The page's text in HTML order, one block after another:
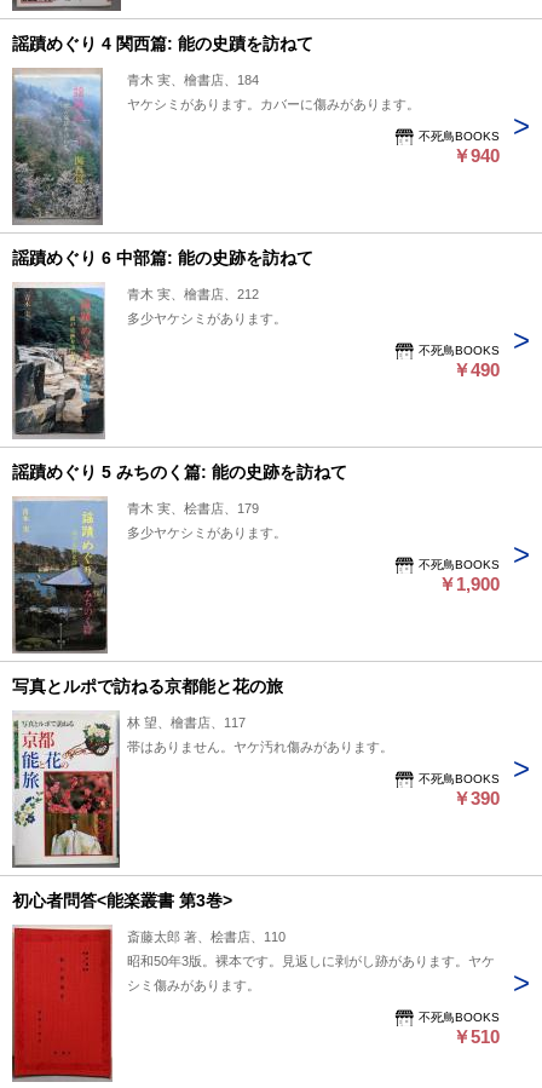
謡蹟めぐり 4 関西篇: 能の史蹟を訪ねて
青木 実、檜書店、184
ヤケシミがあります。カバーに傷みがあります。
不死鳥BOOKS
￥940
謡蹟めぐり 6 中部篇: 能の史跡を訪ねて
青木 実、檜書店、212
多少ヤケシミがあります。
不死鳥BOOKS
￥490
謡蹟めぐり 5 みちのく篇: 能の史跡を訪ねて
青木 実、桧書店、179
多少ヤケシミがあります。
不死鳥BOOKS
￥1,900
写真とルポで訪ねる京都能と花の旅
林 望、檜書店、117
帯はありません。ヤケ汚れ傷みがあります。
不死鳥BOOKS
￥390
初心者問答<能楽叢書 第3巻>
斎藤太郎 著、桧書店、110
昭和50年3版。裸本です。見返しに剥がし跡があります。ヤケ
シミ傷みがあります。
不死鳥BOOKS
￥510